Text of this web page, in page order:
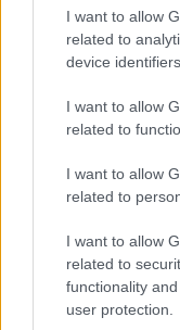
I want to allow
related to
device
I want to allow
related to
I want to allow
related to
I want to allow
related to
functionality
user protection.
Νέα Ζηλανδία:
εκατ. δολάρια
6 Ιουλίου 2020, 11:13
Οι λάτρεις της Άγριας
αποκτήσουν ένα μέρος της